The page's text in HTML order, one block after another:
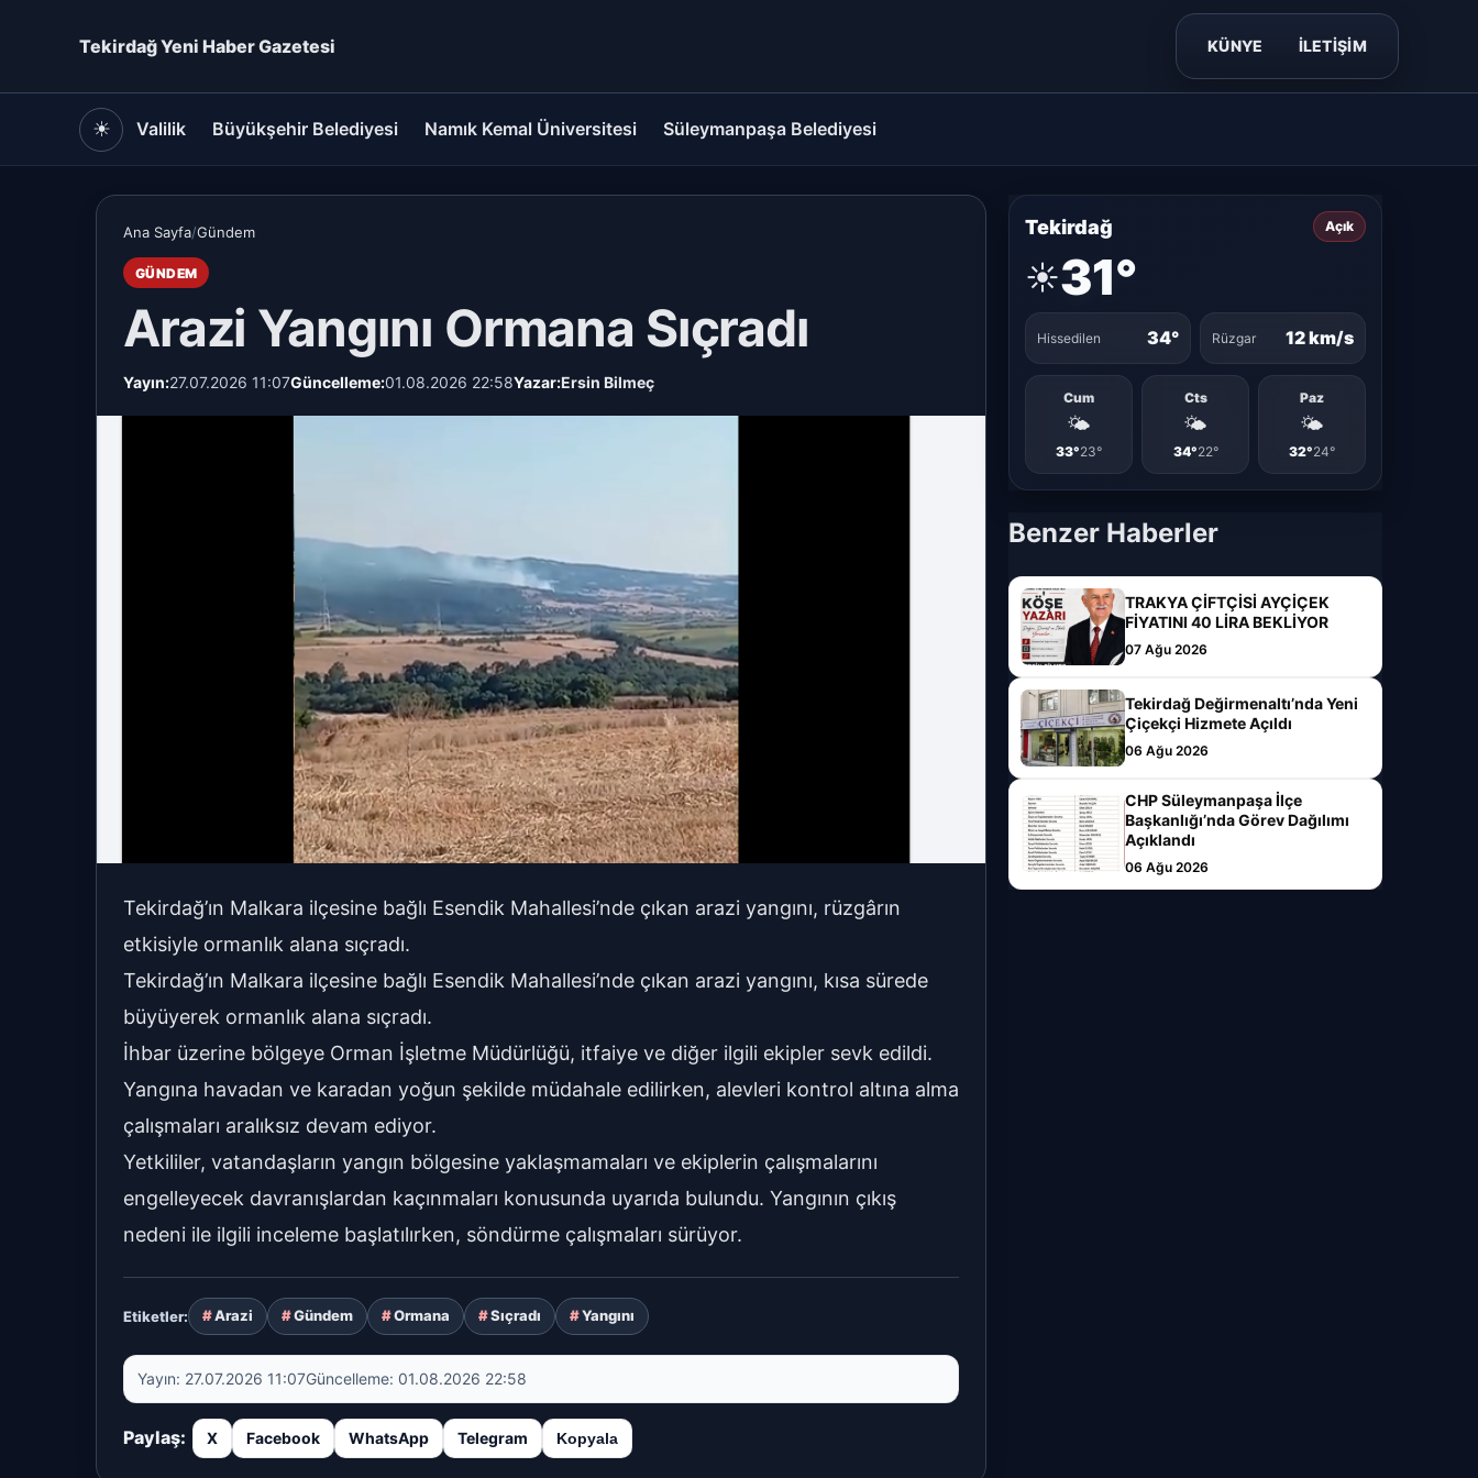
Tekirdağ Yeni Haber Gazetesi KÜNYE İLETİŞİM
☀ Valilik Büyükşehir Belediyesi Namık Kemal Üniversitesi Süleymanpaşa Belediyesi
Ana Sayfa/Gündem
GÜNDEM
Arazi Yangını Ormana Sıçradı
Yayın:27.07.2026 11:07Güncelleme:01.08.2026 22:58Yazar:Ersin Bilmeç
Tekirdağ’ın Malkara ilçesine bağlı Esendik Mahallesi’nde çıkan arazi yangını, rüzgârın
etkisiyle ormanlık alana sıçradı.
Tekirdağ’ın Malkara ilçesine bağlı Esendik Mahallesi’nde çıkan arazi yangını, kısa sürede
büyüyerek ormanlık alana sıçradı.
İhbar üzerine bölgeye Orman İşletme Müdürlüğü, itfaiye ve diğer ilgili ekipler sevk edildi.
Yangına havadan ve karadan yoğun şekilde müdahale edilirken, alevleri kontrol altına alma
çalışmaları aralıksız devam ediyor.
Yetkililer, vatandaşların yangın bölgesine yaklaşmamaları ve ekiplerin çalışmalarını
engelleyecek davranışlardan kaçınmaları konusunda uyarıda bulundu. Yangının çıkış
nedeni ile ilgili inceleme başlatılırken, söndürme çalışmaları sürüyor.
Etiketler: Arazi Gündem Ormana Sıçradı Yangını
Yayın: 27.07.2026 11:07Güncelleme: 01.08.2026 22:58
Paylaş: X Facebook WhatsApp Telegram Kopyala
Tekirdağ Açık
☀️31°
Hissedilen 34° Rüzgar 12 km/s
Cum
🌤️
33°23°
Cts
🌤️
34°22°
Paz
🌤️
32°24°
Benzer Haberler
TRAKYA ÇİFTÇİSİ AYÇİÇEK
FİYATINI 40 LİRA BEKLİYOR
07 Ağu 2026
Tekirdağ Değirmenaltı’nda Yeni
Çiçekçi Hizmete Açıldı
06 Ağu 2026
CHP Süleymanpaşa İlçe
Başkanlığı’nda Görev Dağılımı
Açıklandı
06 Ağu 2026